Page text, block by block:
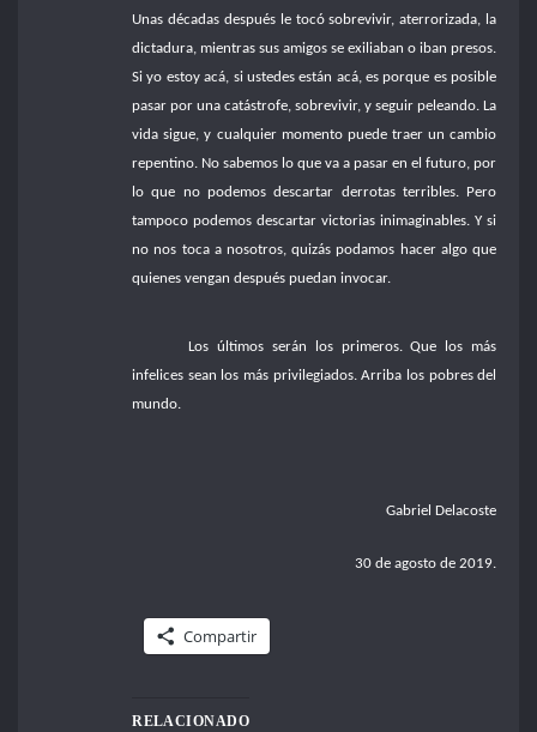
Unas décadas después le tocó sobrevivir, aterrorizada, la
dictadura, mientras sus amigos se exiliaban o iban presos.
Si yo estoy acá, si ustedes están acá, es porque es posible
pasar por una catástrofe, sobrevivir, y seguir peleando. La
vida sigue, y cualquier momento puede traer un cambio
repentino. No sabemos lo que va a pasar en el futuro, por
lo que no podemos descartar derrotas terribles. Pero
tampoco podemos descartar victorias inimaginables. Y si
no nos toca a nosotros, quizás podamos hacer algo que
quienes vengan después puedan invocar.
Los últimos serán los primeros. Que los más
infelices sean los más privilegiados. Arriba los pobres del
mundo.
Gabriel Delacoste
30 de agosto de 2019.
Compartir
RELACIONADO